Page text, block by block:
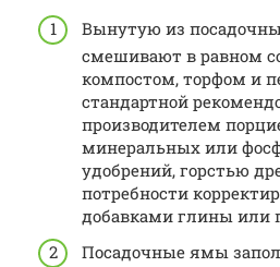
Вынутую из
смешивают в равном
компостом, торфом и
стандартной
производителем
минеральных или
удобрений, горстью
потребности
добавками глины или
Посадочные ямы